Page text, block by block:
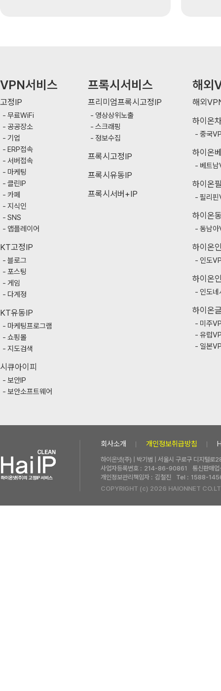
VPN서비스
고정IP
무료WiFi
공공장소
기업
ERP접속
서버접속
마케팅
클린IP
카페
지식인
SNS
앱플레이어
KT고정IP
블로그
포스팅
게임
다계정
KT유동IP
마케팅프로그램
쇼핑몰
지도검색
시큐아이피
보안IP
보안소프트웨어
프록시서비스
프리미엄프록시고정IP
영상상위노출
스크래핑
정보수집
프록시고정IP
프록시유동IP
프록시서버+IP
해외
해외
하이온
중국
하이온
베트
하이온
필리
하이온
동남
하이온
인도
하이온
인도
하이온
미주
유럽
일본
회사소개 개인정보취급방침
하이온넷(주) | 박기범 | 서울시 구로구 디지털
사업자등록번호 : 214-86-90861
통신판매
개인정보관리책임자 : 김철진 Tel : 1588-
COPYRIGHT (c) 2026 HAIONNET